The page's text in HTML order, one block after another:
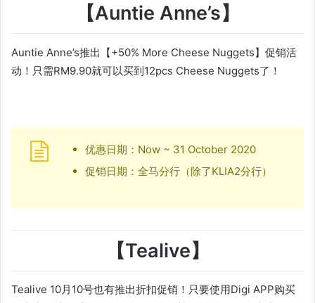
【Auntie Anne’s】
Auntie Anne’s推出【+50% More Cheese Nuggets】促销活
动！只需RM9.90就可以买到12pcs Cheese Nuggets了！
优惠日期：Now ~ 31 October 2020
促销日期：全马分行（除了KLIA2分行）
【Tealive】
Tealive 10月10号也有推出折扣促销！只要使用Digi APP购买